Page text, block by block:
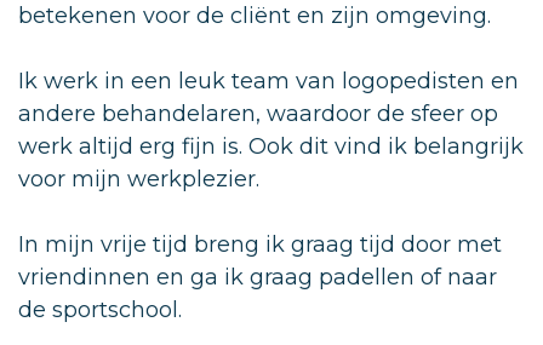
betekenen voor de cliënt en zijn omgeving.
Ik werk in een leuk team van logopedisten en
andere behandelaren, waardoor de sfeer op
werk altijd erg fijn is. Ook dit vind ik belangrijk
voor mijn werkplezier.
In mijn vrije tijd breng ik graag tijd door met
vriendinnen en ga ik graag padellen of naar
de sportschool.